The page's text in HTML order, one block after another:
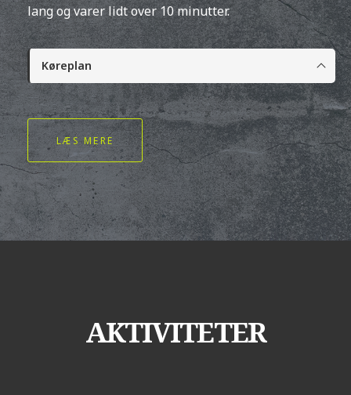
lang og varer lidt over 10 minutter.
Køreplan
LÆS MERE
AKTIVITETER